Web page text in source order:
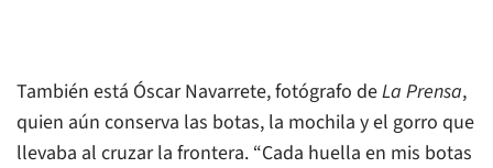
También está Óscar Navarrete, fotógrafo deLa Prensa,
quien aún conserva las botas, la mochila y el gorro que
llevaba al cruzar la frontera. “Cada huella en mis botas